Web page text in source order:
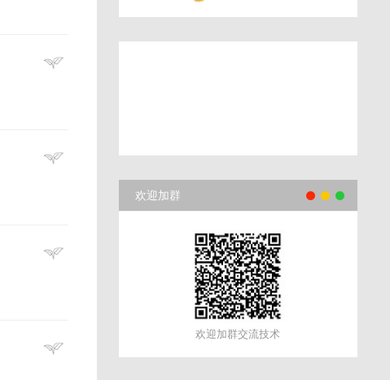
欢迎加群
欢迎加群交流技术